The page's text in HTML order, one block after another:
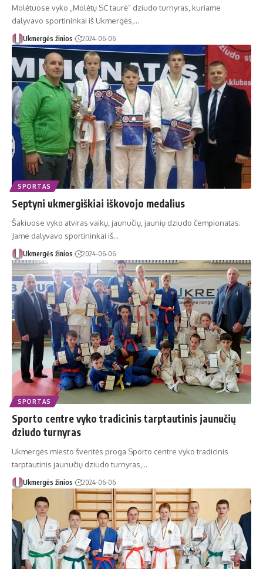
Molėtuose vyko „Molėtų SC taurė“ dziudo turnyras, kuriame
dalyvavo sportininkai iš Ukmergės,…
Ukmergės žinios 2024-06-06
SPORTAS
Septyni ukmergiškiai iškovojo medalius
Šakiuose vyko atviras vaikų, jaunučių, jaunių dziudo čempionatas.
Jame dalyvavo sportininkai iš…
Ukmergės žinios 2024-06-06
SPORTAS
Sporto centre vyko tradicinis tarptautinis jaunučių
dziudo turnyras
Ukmergės miesto šventės proga Sporto centre vyko tradicinis
tarptautinis jaunučių dziudo turnyras,…
Ukmergės žinios 2024-06-06